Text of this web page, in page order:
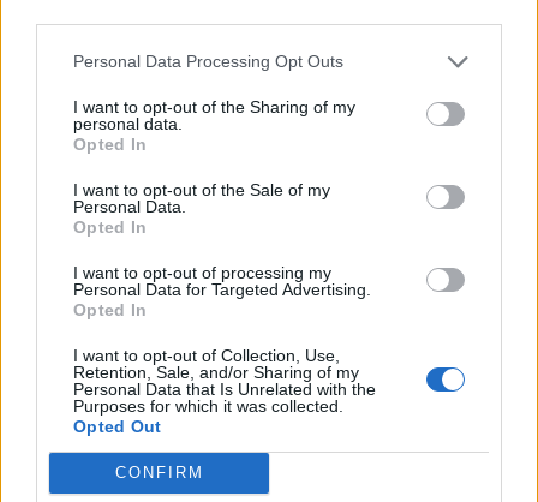
Personal Data Processing Opt Outs
I want to opt-out of the Sharing of my
personal data.
Opted In
I want to opt-out of the Sale of my
Personal Data.
Opted In
I want to opt-out of processing my
Personal Data for Targeted Advertising.
Opted In
I want to opt-out of Collection, Use,
Retention, Sale, and/or Sharing of my
Personal Data that Is Unrelated with the
Purposes for which it was collected.
Opted Out
CONFIRM
Εξάνθημα μετά την πισίνα: Είναι αλλεργία ή
ερεθισμός από το χλώριο; Τι εξηγεί αλλεργιολόγος